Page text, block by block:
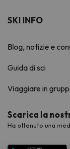
SKI INFO
Blog, notizie e
Guida di sci
Viaggiare in
Scarica la
Ha ottenuto una